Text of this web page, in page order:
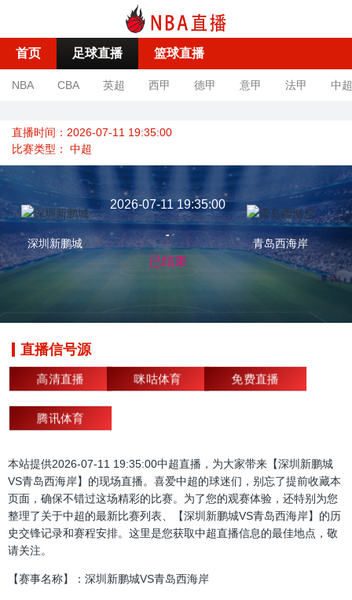
首页 足球直播 篮球直播
NBA CBA 英超 西甲 德甲 意甲 法甲 中超
直播时间：2026-07-11 19:35:00
比赛类型： 中超
深圳新鹏城
2026-07-11 19:35:00
-
已结束
青岛西海岸
直播信号源
高清直播 咪咕体育 免费直播
腾讯体育
本站提供2026-07-11 19:35:00中超直播，为大家带来【深圳新鹏城
VS青岛西海岸】的现场直播。喜爱中超的球迷们，别忘了提前收藏本
页面，确保不错过这场精彩的比赛。为了您的观赛体验，还特别为您
整理了关于中超的最新比赛列表、【深圳新鹏城VS青岛西海岸】的历
史交锋记录和赛程安排。这里是您获取中超直播信息的最佳地点，敬
请关注。
【赛事名称】：深圳新鹏城VS青岛西海岸